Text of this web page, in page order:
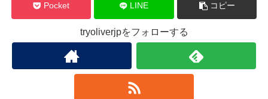
Pocket LINE コピー
tryoliverjpをフォローする